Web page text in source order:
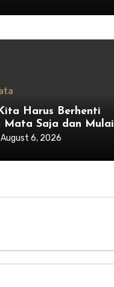
Harus Berhenti
Mata Saja dan Mulai
Privasi Orang Lain
August 6, 2026